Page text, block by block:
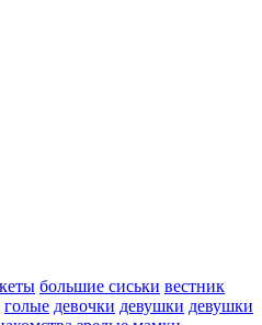
большие сиськи вестник
голые девочки девушки девушки